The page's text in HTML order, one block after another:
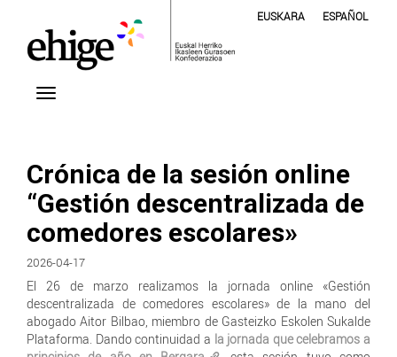
EUSKARA ESPAÑOL
Crónica de la sesión online
“Gestión descentralizada de
comedores escolares»
2026-04-17
El 26 de marzo realizamos la jornada online «Gestión
descentralizada de comedores escolares» de la mano del
abogado Aitor Bilbao, miembro de Gasteizko Eskolen Sukalde
Plataforma. Dando continuidad a la jornada que celebramos a